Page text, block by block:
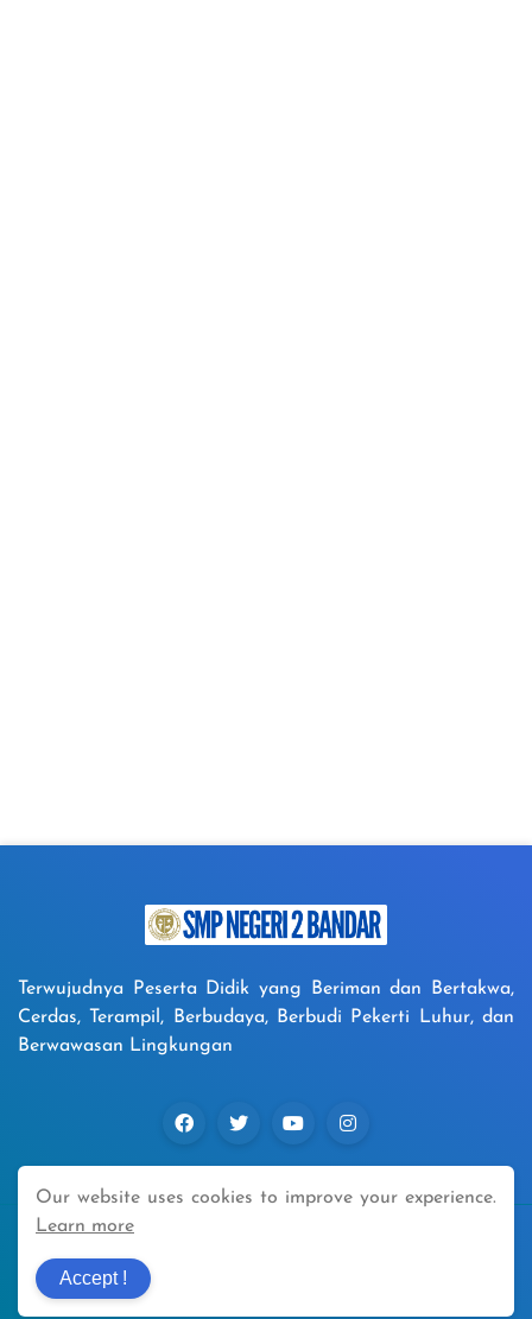
Terwujudnya Peserta Didik yang Beriman dan Bertakwa,
Cerdas, Terampil, Berbudaya, Berbudi Pekerti Luhur, dan
Berwawasan Lingkungan
Home
Our website uses cookies to improve your experience.
Learn more
Accept !